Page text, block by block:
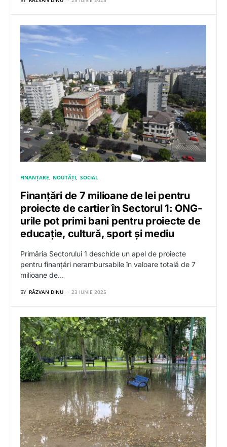
FINANȚARE NOUTĂȚI SOCIAL
Finanțări de 7 milioane de lei pentru
proiecte de cartier în Sectorul 1: ONG-
urile pot primi bani pentru proiecte de
educație, cultură, sport și mediu
Primăria Sectorului 1 deschide un apel de proiecte
pentru finanțări nerambursabile în valoare totală de 7
milioane de…
BY RĂZVAN DINU 23 IUNIE 2025